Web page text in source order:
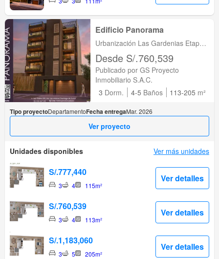
Edificio Panorama
Urbanización Las Gardenias Etapa
I, Lima, Santiago de Surco, Lima
Desde S/.760,539
Publicado por GS Proyecto
Inmobiliario S.A.C.
3 Dorm. 4-5 Baños 113-205 m²
Tipo proyectoDepartamentoFecha entregaMar. 2026
Ver proyecto
Unidades disponibles Ver más unidades
S/.777,440
3 4 115m²
Ver detalles
S/.760,539
3 4 113m²
Ver detalles
S/.1,183,060
3 5 205m²
Ver detalles